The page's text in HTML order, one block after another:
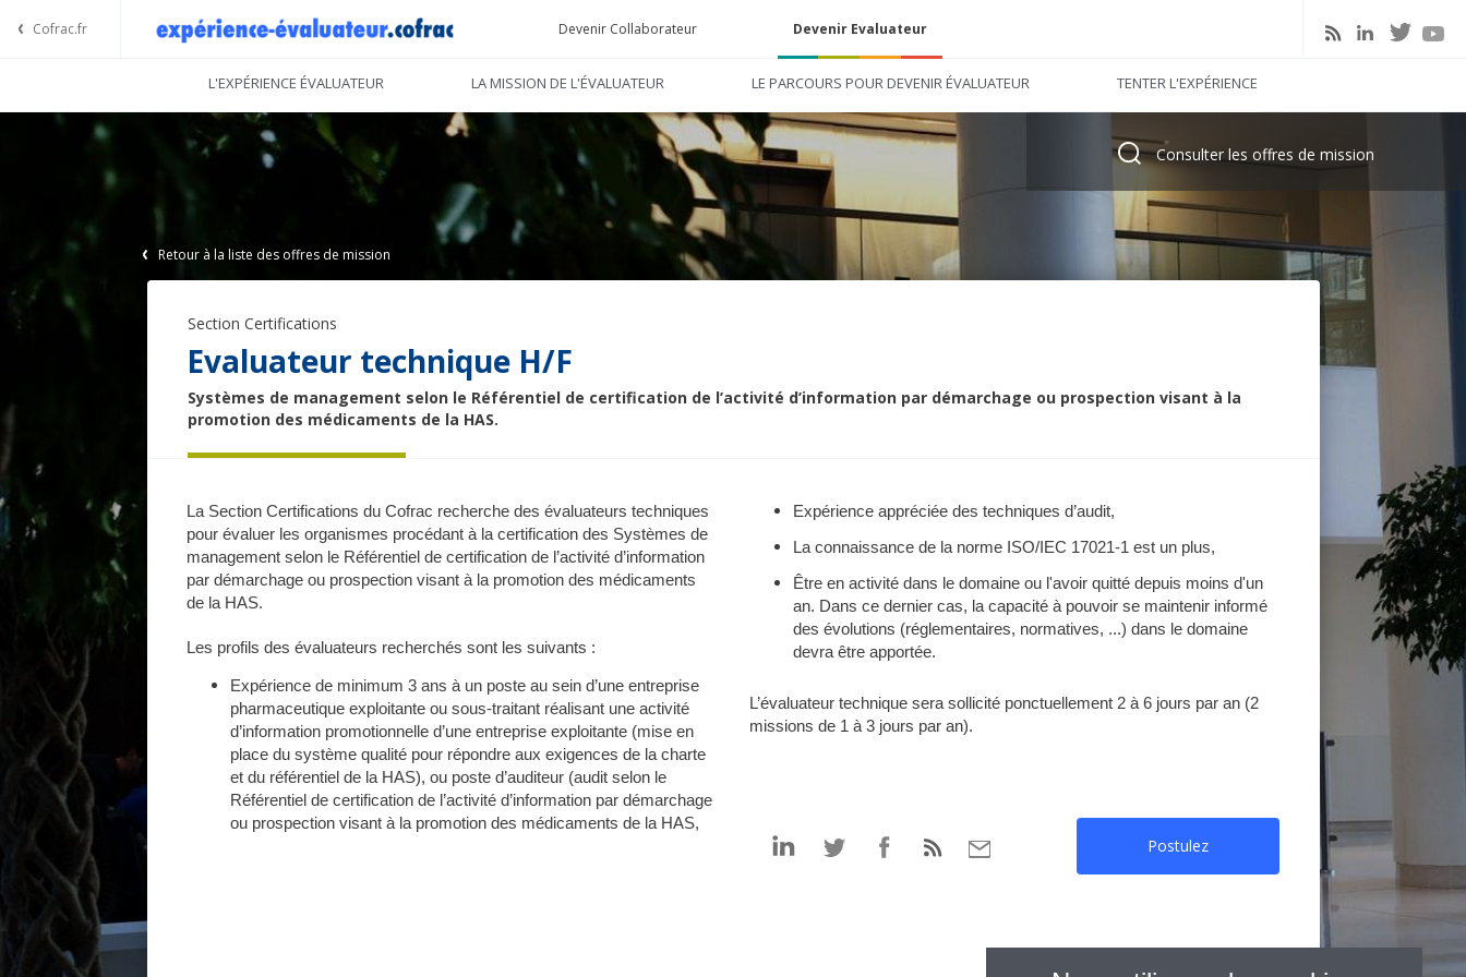
Cofrac.fr Devenir Collaborateur Devenir Evaluateur rss linkedintwitter
L'EXPÉRIENCE ÉVALUATEUR LA MISSION DE L'ÉVALUATEUR LE PARCOURS POUR DEVENIR ÉVALUATEUR TENTER L'EXPÉRIENCE
Retour à la liste des offres de mission
Section Certifications
Evaluateur technique H/F
Systèmes de management selon le Référentiel de certification de l’activité d’information par démarchage ou prospection visant à la
promotion des médicaments de la HAS.
La Section Certifications du Cofrac recherche des évaluateurs techniques
pour évaluer les organismes procédant à la certification des Systèmes de
management selon le Référentiel de certification de l’activité d’information
par démarchage ou prospection visant à la promotion des médicaments
de la HAS.
Les profils des évaluateurs recherchés sont les suivants :
Expérience de minimum 3 ans à un poste au sein d’une entreprise
pharmaceutique exploitante ou sous-traitant réalisant une activité
d’information promotionnelle d’une entreprise exploitante (mise en
place du système qualité pour répondre aux exigences de la charte
et du référentiel de la HAS), ou poste d’auditeur (audit selon le
Référentiel de certification de l’activité d’information par démarchage
ou prospection visant à la promotion des médicaments de la HAS,
Expérience appréciée des techniques d’audit,
La connaissance de la norme ISO/IEC 17021-1 est un plus,
Être en activité dans le domaine ou l'avoir quitté depuis moins d'un
an. Dans ce dernier cas, la capacité à pouvoir se maintenir informé
des évolutions (réglementaires, normatives, ...) dans le domaine
devra être apportée.
L’évaluateur technique sera sollicité ponctuellement 2 à 6 jours par an (2
missions de 1 à 3 jours par an).
Postulez
Offres
Consulter les offres de mission